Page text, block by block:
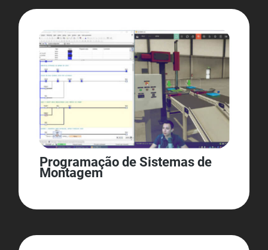
Programação de Sistemas de
Montagem